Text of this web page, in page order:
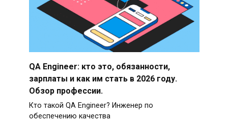
QA Engineer: кто это, обязанности,
зарплаты и как им стать в 2026 году.
Обзор профессии.
Кто такой QA Engineer? Инженер по
обеспечению качества